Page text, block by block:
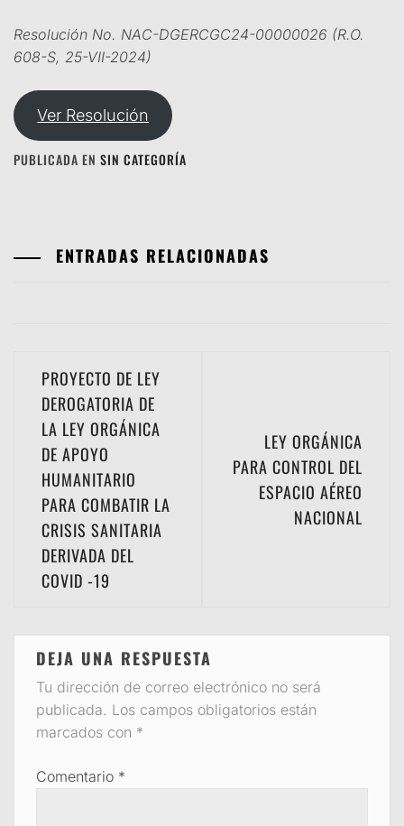
Resolución No. NAC-DGERCGC24-00000026 (R.O.
608-S, 25-VII-2024)
Ver Resolución
PUBLICADA EN SIN CATEGORÍA
ENTRADAS RELACIONADAS
Navegación
entradas
PROYECTO DE LEY
DEROGATORIA DE
LA LEY ORGÁNICA
DE APOYO
HUMANITARIO
PARA COMBATIR LA
CRISIS SANITARIA
DERIVADA DEL
COVID -19
LEY ORGÁNICA
PARA CONTROL DEL
ESPACIO AÉREO
NACIONAL
DEJA UNA RESPUESTA
Tu dirección de correo electrónico no será
publicada. Los campos obligatorios están
marcados con *
Comentario *